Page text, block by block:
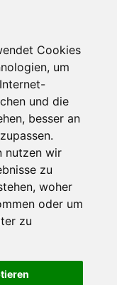
Cookies
um
und die
besser an
nutzen wir
zu
woher
oder um
zu